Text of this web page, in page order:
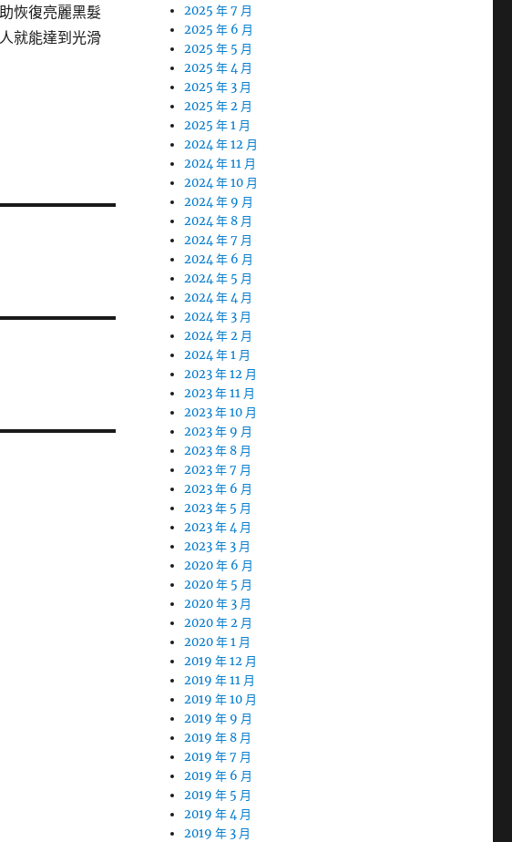
恢復亮麗黑髮
就能達到光滑
2025 年 7 月
2025 年 6 月
2025 年 5 月
2025 年 4 月
2025 年 3 月
2025 年 2 月
2025 年 1 月
2024 年 12 月
2024 年 11 月
2024 年 10 月
2024 年 9 月
2024 年 8 月
2024 年 7 月
2024 年 6 月
2024 年 5 月
2024 年 4 月
2024 年 3 月
2024 年 2 月
2024 年 1 月
2023 年 12 月
2023 年 11 月
2023 年 10 月
2023 年 9 月
2023 年 8 月
2023 年 7 月
2023 年 6 月
2023 年 5 月
2023 年 4 月
2023 年 3 月
2020 年 6 月
2020 年 5 月
2020 年 3 月
2020 年 2 月
2020 年 1 月
2019 年 12 月
2019 年 11 月
2019 年 10 月
2019 年 9 月
2019 年 8 月
2019 年 7 月
2019 年 6 月
2019 年 5 月
2019 年 4 月
2019 年 3 月